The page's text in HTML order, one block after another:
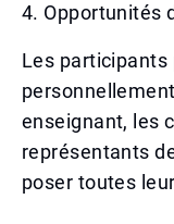
4. Opportunités
Les
enseignant, les
représentants
poser toutes